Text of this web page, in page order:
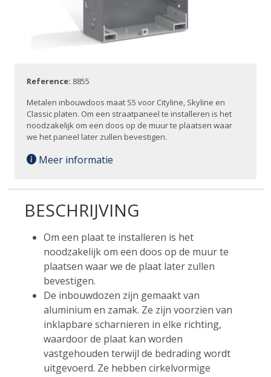
Reference: 8855
Metalen inbouwdoos maat S5 voor Cityline, Skyline en
Classic platen. Om een straatpaneel te installeren is het
noodzakelijk om een doos op de muur te plaatsen waar
we het paneel later zullen bevestigen.
Meer informatie
BESCHRIJVING
Om een plaat te installeren is het
noodzakelijk om een doos op de muur te
plaatsen waar we de plaat later zullen
bevestigen.
De inbouwdozen zijn gemaakt van
aluminium en zamak. Ze zijn voorzien van
inklapbare scharnieren in elke richting,
waardoor de plaat kan worden
vastgehouden terwijl de bedrading wordt
uitgevoerd. Ze hebben cirkelvormige